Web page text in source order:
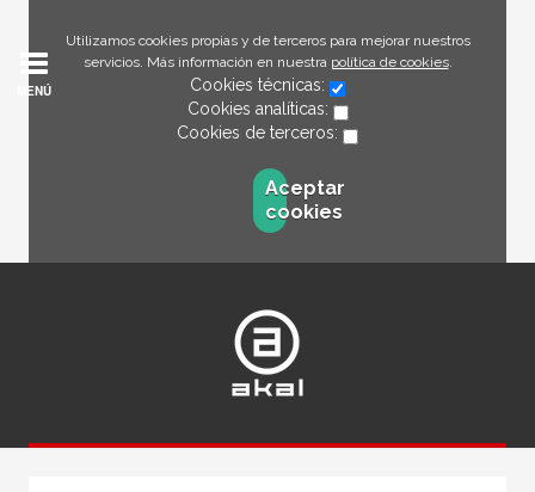
Utilizamos cookies propias y de terceros para mejorar nuestros
servicios. Más información en nuestra política de cookies.
Cookies técnicas:
Cookies analíticas:
Cookies de terceros:
Aceptar
cookies
MENÚ